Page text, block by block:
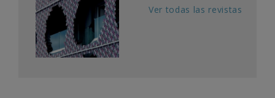
Ver todas las revistas